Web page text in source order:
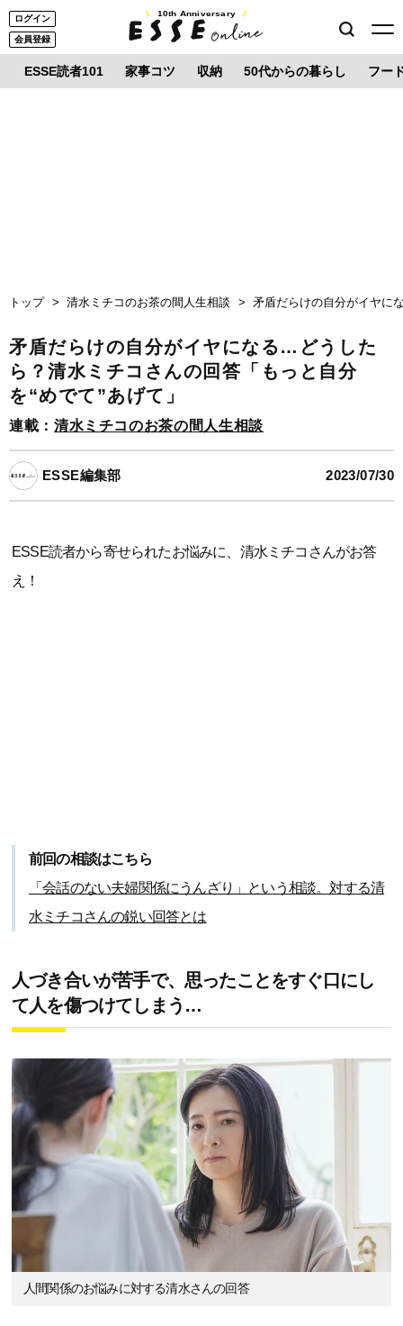
ログイン
会員登録
10th Anniversary
ESSE読者101 家事コツ 収納 50代からの暮らし フー
トップ 清水ミチコのお茶の間人生相談 矛盾だらけの自分がイヤに
矛盾だらけの自分がイヤになる…どうした
ら？清水ミチコさんの回答「もっと自分
を“めでて”あげて」
連載： 清水ミチコのお茶の間人生相談
ESSE編集部 2023/07/30
ESSE読者から寄せられたお悩みに、清水ミチコさんがお答
え！
前回の相談はこちら
「会話のない夫婦関係にうんざり」という相談。対する清
水ミチコさんの鋭い回答とは
人づき合いが苦手で、思ったことをすぐ口にし
て人を傷つけてしまう…
人間関係のお悩みに対する清水さんの回答